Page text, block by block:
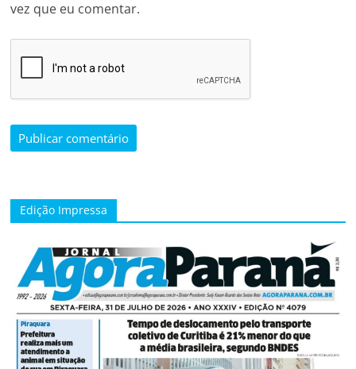
vez que eu comentar.
Edição Impressa